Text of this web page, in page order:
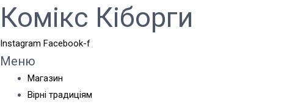
Комікс Кіборги
Instagram Facebook-f
Меню
Магазин
Вірні традиціям